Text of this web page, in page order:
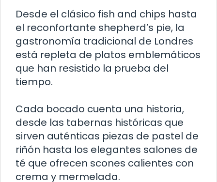
Desde el clásico fish and chips hasta
el reconfortante shepherd’s pie, la
gastronomía tradicional de Londres
está repleta de platos emblemáticos
que han resistido la prueba del
tiempo.
Cada bocado cuenta una historia,
desde las tabernas históricas que
sirven auténticas piezas de pastel de
riñón hasta los elegantes salones de
té que ofrecen scones calientes con
crema y mermelada.